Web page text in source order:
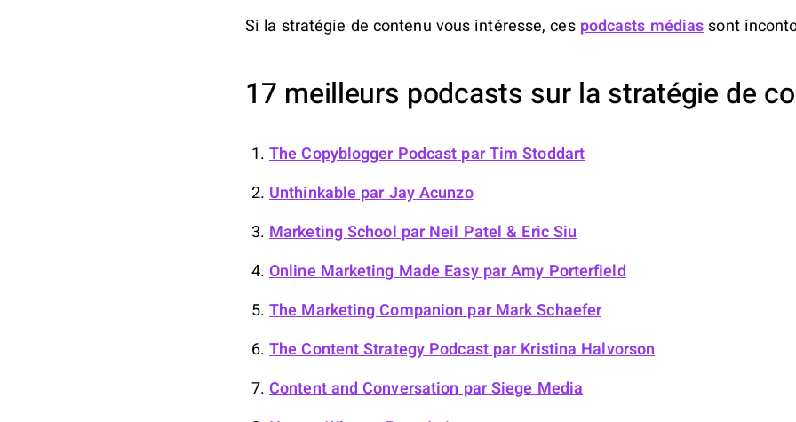
Si la stratégie de contenu vous intéresse, ces podcasts médias sont
17 meilleurs podcasts sur la stratégie de
The Copyblogger Podcast par Tim Stoddart
Unthinkable par Jay Acunzo
Marketing School par Neil Patel & Eric Siu
Online Marketing Made Easypar Amy Porterfield
The Marketing Companion par Mark Schaefer
The Content Strategy Podcastpar Kristina Halvorson
Content and Conversation par Siege Media